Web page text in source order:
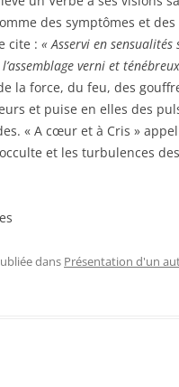
des symptômes et
cite : « Asservi en sensualités
verni et
la force, du feu, des
et puise en elles des
« A cœur et à Cris »
et les turbulences
dans Présentation d'un